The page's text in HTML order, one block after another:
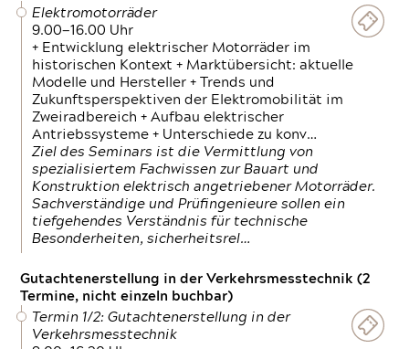
Elektromotorräder
9.00—16.00 Uhr
+ Entwicklung elektrischer Motorräder im
historischen Kontext + Marktübersicht: aktuelle
Modelle und Hersteller + Trends und
Zukunftsperspektiven der Elektromobilität im
Zweiradbereich + Aufbau elektrischer
Antriebssysteme + Unterschiede zu konv…
Ziel des Seminars ist die Vermittlung von
spezialisiertem Fachwissen zur Bauart und
Konstruktion elektrisch angetriebener Motorräder.
Sachverständige und Prüfingenieure sollen ein
tiefgehendes Verständnis für technische
Besonderheiten, sicherheitsrel…
Gutachtenerstellung in der Verkehrsmesstechnik (2
Termine, nicht einzeln buchbar)
Termin 1/2: Gutachtenerstellung in der
Verkehrsmesstechnik